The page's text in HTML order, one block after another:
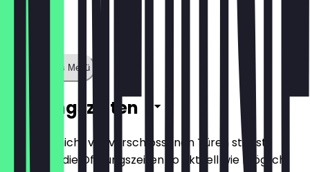
Zeige ganzes Menü
Öffnungszeiten
Damit du nicht vor verschlossenen Türen stehst,
halten wir die Öffnungszeiten so aktuell wie möglich.